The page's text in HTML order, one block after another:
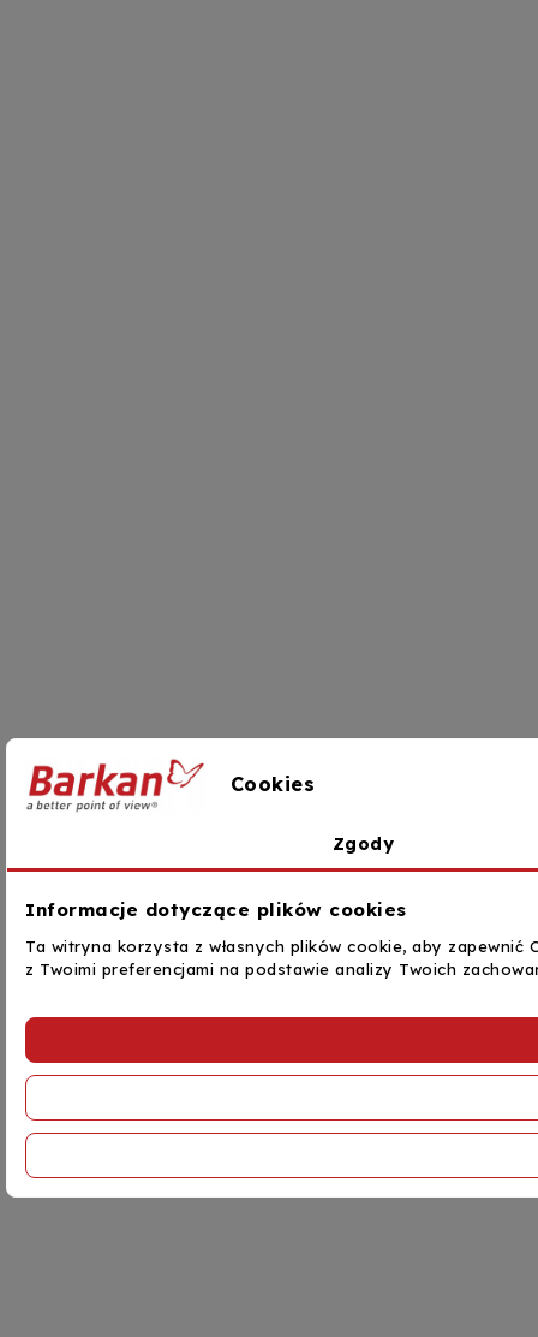
Cookies
Zgody
Informacje dotyczące plików cookies
Ta witryna korzysta z własnych plików cookie, aby
z Twoimi preferencjami na podstawie analizy Twoich